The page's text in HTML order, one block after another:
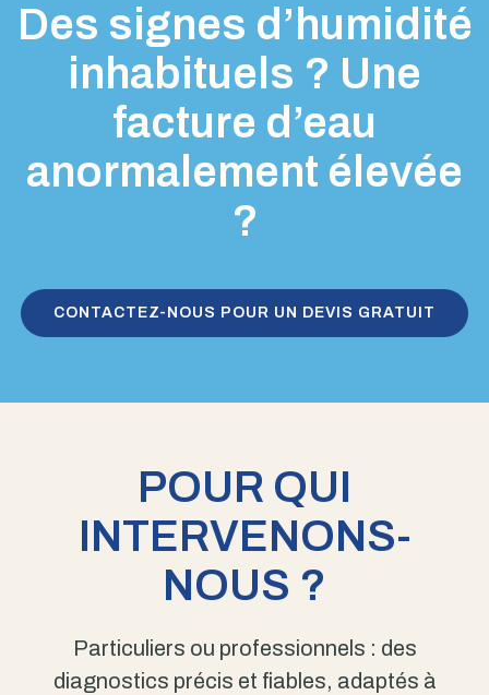
Des signes d’humidité
inhabituels ? Une
facture d’eau
anormalement élevée
?
CONTACTEZ-NOUS POUR UN DEVIS GRATUIT
POUR QUI
INTERVENONS-
NOUS ?
Particuliers ou professionnels : des
diagnostics précis et fiables, adaptés à